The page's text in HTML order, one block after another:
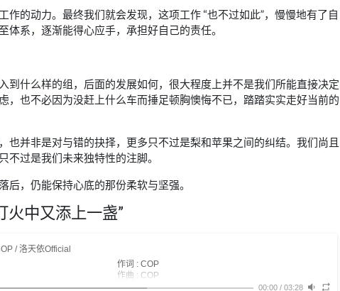
作的动力。最终我们就会发现，这项工作 “也不过如此”，慢慢地有了自
体系，逐渐能得心应手，承担好自己的责任。
到什么样的组，后面的发展如何，很大程度上并不是我们所能直接决定
，也不必因为没赶上什么车而捶足顿胸懊悔不已，踏踏实实走好当前的
也并非是对与错的抉择，更多只不过是梨和苹果之间的纠结。我们尚且
不过是我们未来独特性的注脚。
后，仍能保持心底的那份柔软与坚强。
火中又添上一盏”
/ 洛天依Official
作词 : COP
作曲 : COP
绘:王刃、唯Tu（封面）
00:00 / 03:28